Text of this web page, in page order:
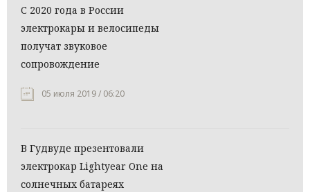
С 2020 года в России
электрокары и велосипеды
получат звуковое
сопровождение
05 июля 2019 / 06:20
В Гудвуде презентовали
электрокар Lightyear One на
солнечных батареях